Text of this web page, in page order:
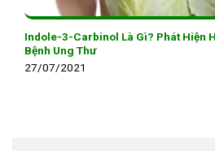
Indole-3-Carbinol Là Gì? Phát Hiện
Bệnh Ung Thư
27/07/2021